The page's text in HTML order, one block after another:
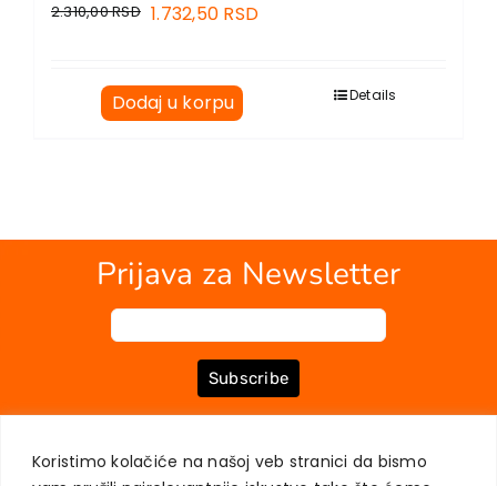
Koristimo kolačiće na našoj veb stranici da bismo
2.310,00RSD 1.732,50 RSD
Dodaj u korpu Details
Prijava za Newsletter
Subscribe
MOJ NALOG